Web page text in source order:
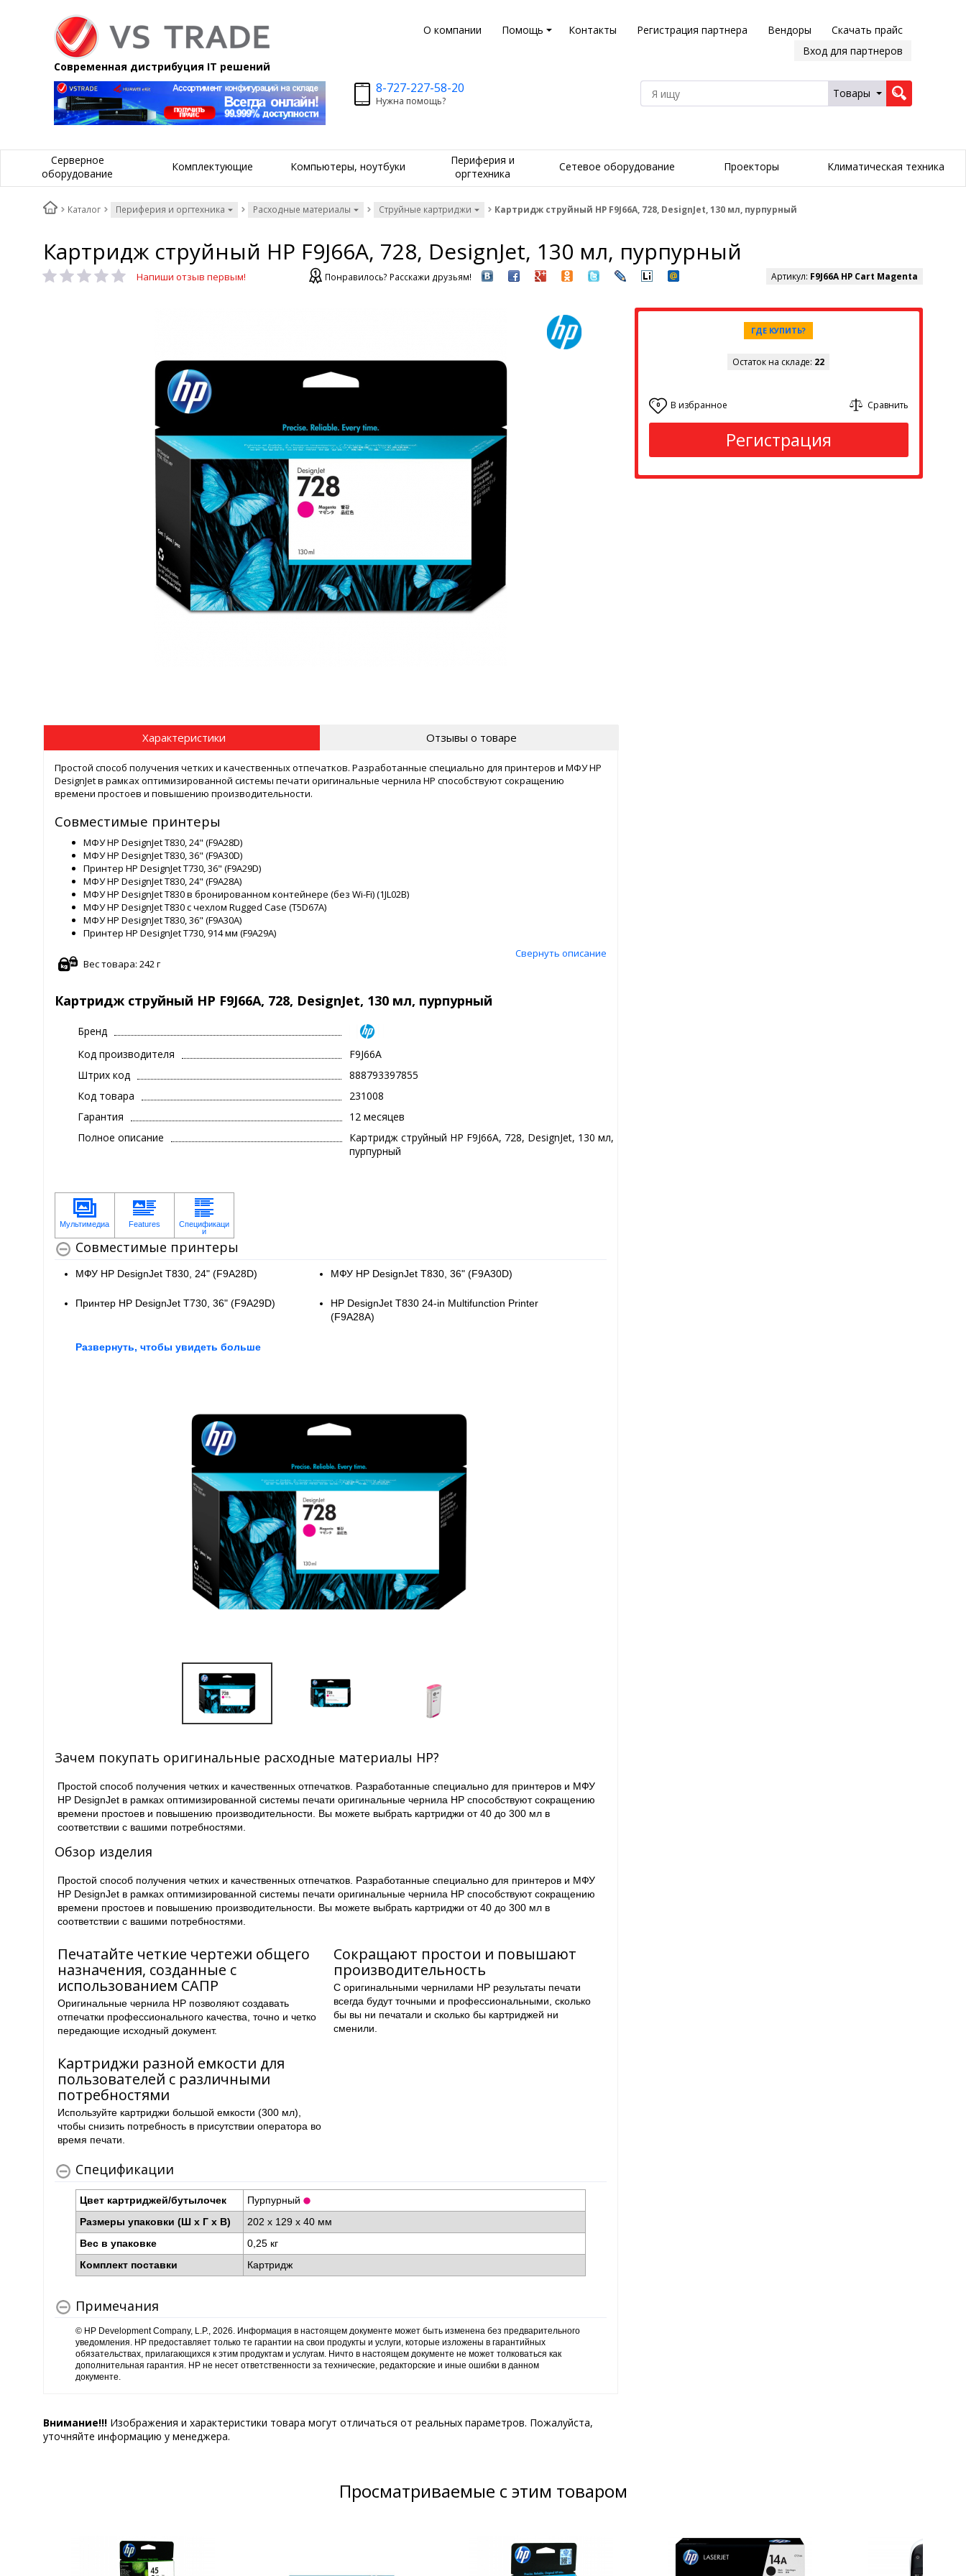
О компании Помощь Контакты Регистрация партнера Вендоры
Скачать прайс
Вход для партнеров
Современная дистрибуция IT решений
8-727-227-58-20
Нужна помощь?
Товары
Серверное
оборудование
Комплектующие Компьютеры, ноутбуки
Периферия и
оргтехника
Сетевое оборудование Проекторы Климатическая техника
Каталог Периферия и оргтехника Расходные материалы Струйные картриджи Картридж струйный HP F9J66A, 728, DesignJet, 130 мл, пурпурный
Картридж струйный HP F9J66A, 728, DesignJet, 130 мл, пурпурный
Напиши отзыв первым! Понравилось? Расскажи друзьям! Артикул: F9J66A HP Cart Magenta
ГДЕ КУПИТЬ?
Остаток на складе: 22
0 В избранное Сравнить
Регистрация
Характеристики Отзывы о товаре
Простой способ получения четких и качественных отпечатков. Разработанные специально для принтеров и МФУ HP
DesignJet в рамках оптимизированной системы печати оригинальные чернила HP способствуют сокращению
времени простоев и повышению производительности.
Совместимые принтеры
МФУ HP DesignJet T830, 24" (F9A28D)
МФУ HP DesignJet T830, 36" (F9A30D)
Принтер HP DesignJet T730, 36" (F9A29D)
МФУ HP DesignJet T830, 24" (F9A28A)
МФУ HP DesignJet T830 в бронированном контейнере (без Wi-Fi) (1JL02B)
МФУ HP DesignJet T830 с чехлом Rugged Case (T5D67A)
МФУ HP DesignJet T830, 36" (F9A30A)
Принтер HP DesignJet T730, 914 мм (F9A29A)
Свернуть описание
Вес товара: 242 г
Картридж струйный HP F9J66A, 728, DesignJet, 130 мл, пурпурный
Бренд
Код производителя
F9J66A
Штрих код
888793397855
Код товара
231008
Гарантия
12 месяцев
Полное описание
Картридж струйный HP F9J66A, 728, DesignJet, 130 мл,
пурпурный
Совместимые принтеры
МФУ HP DesignJet T830, 24" (F9A28D) МФУ HP DesignJet T830, 36" (F9A30D)
Принтер HP DesignJet T730, 36" (F9A29D)
HP DesignJet T830 24-in Multifunction Printer
(F9A28A)
Развернуть, чтобы увидеть больше
Зачем покупать оригинальные расходные материалы HP?
Простой способ получения четких и качественных отпечатков. Разработанные специально для принтеров и МФУ
HP DesignJet в рамках оптимизированной системы печати оригинальные чернила HP способствуют сокращению
времени простоев и повышению производительности. Вы можете выбрать картриджи от 40 до 300 мл в
соответствии с вашими потребностями.
Обзор изделия
Простой способ получения четких и качественных отпечатков. Разработанные специально для принтеров и МФУ
HP DesignJet в рамках оптимизированной системы печати оригинальные чернила HP способствуют сокращению
времени простоев и повышению производительности. Вы можете выбрать картриджи от 40 до 300 мл в
соответствии с вашими потребностями.
Печатайте четкие чертежи общего
назначения, созданные с
использованием САПР
Оригинальные чернила HP позволяют создавать
отпечатки профессионального качества, точно и четко
передающие исходный документ.
Сокращают простои и повышают
производительность
С оригинальными чернилами HP результаты печати
всегда будут точными и профессиональными, сколько
бы вы ни печатали и сколько бы картриджей ни
сменили.
Картриджи разной емкости для
пользователей с различными
потребностями
Используйте картриджи большой емкости (300 мл),
чтобы снизить потребность в присутствии оператора во
время печати.
Спецификации
Цвет картриджей/бутылочек
Пурпурный
Размеры упаковки (Ш x Г x В)
202 x 129 x 40 мм
Вес в упаковке
0,25 кг
Комплект поставки
Картридж
Примечания
© HP Development Company, L.P., 2026. Информация в настоящем документе может быть изменена без предварительного
уведомления. HP предоставляет только те гарантии на свои продукты и услуги, которые изложены в гарантийных
обязательствах, прилагающихся к этим продуктам и услугам. Ничто в настоящем документе не может толковаться как
дополнительная гарантия. HP не несет ответственности за технические, редакторские и иные ошибки в данном
документе.
Внимание!!! Изображения и характеристики товара могут отличаться от реальных параметров. Пожалуйста,
уточняйте информацию у менеджера.
Просматриваемые с этим товаром